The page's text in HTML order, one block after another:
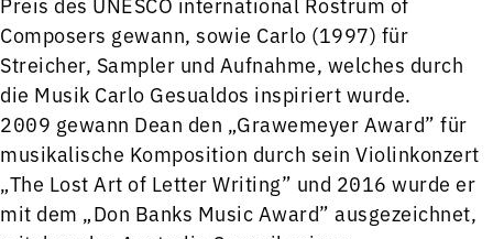
Composers gewann, sowie Carlo (1997) für
Streicher, Sampler und Aufnahme, welches durch
die Musik Carlo Gesualdos inspiriert wurde.
2009 gewann Dean den „Grawemeyer Award” für
musikalische Komposition durch sein Violinkonzert
„The Lost Art of Letter Writing” und 2016 wurde er
mit dem „Don Banks Music Award” ausgezeichnet,